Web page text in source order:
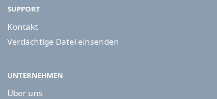
SUPPORT
Kontakt
Verdächtige Datei einsenden
UNTERNEHMEN
Über uns